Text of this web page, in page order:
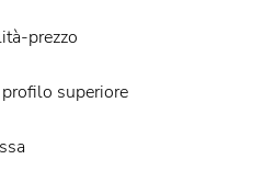
prezzo
superiore